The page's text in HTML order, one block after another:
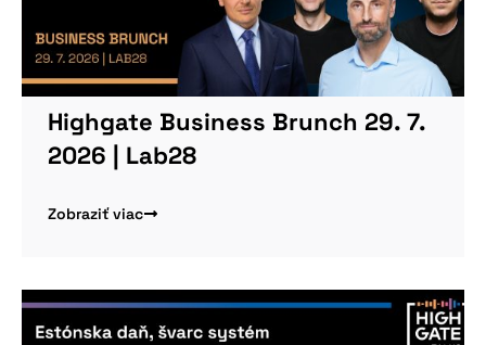
Highgate Business Brunch 29. 7.
2026 | Lab28
Zobraziť viac